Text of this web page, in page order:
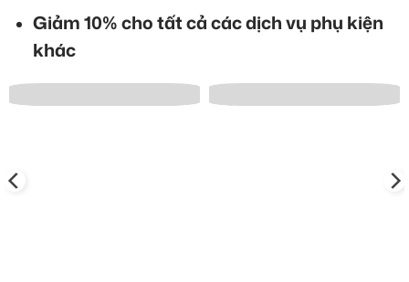
Giảm 10% cho tất cả các dịch vụ phụ kiện
khác